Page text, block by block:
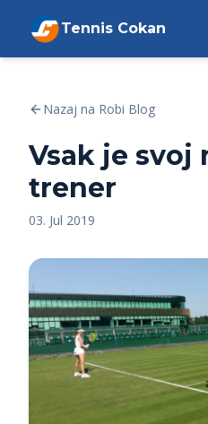
Tennis Cokan
Nazaj na Robi Blog
Vsak je svoj
trener
03. Jul 2019